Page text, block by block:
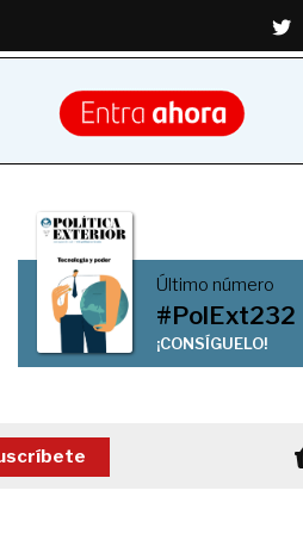
Último número
#PolExt232
¡CONSÍGUELO!